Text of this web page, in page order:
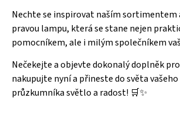
Nechte se inspirovat naším sortimentem
pravou lampu, která se stane nejen
pomocníkem, ale i milým společníkem
Nečekejte a objevte dokonalý doplněk
nakupujte nyní a přineste do světa
průzkumníka světlo a radost! 🛒✨